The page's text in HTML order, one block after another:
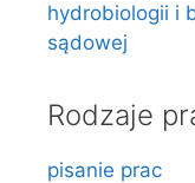
hydrobiologii i
sądowej
Rodzaje
pisanie prac